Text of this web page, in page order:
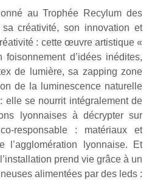
au Trophée Recylum des
créativité, son innovation et
: cette œuvre artistique «
d’idées inédites,
de lumière, sa zapping zone
de la luminescence naturelle
elle se nourrit intégralement de
lyonnaises à décrypter sur
responsable : matériaux et
l’agglomération lyonnaise. Et
prend vie grâce à un
alimentées par des leds :